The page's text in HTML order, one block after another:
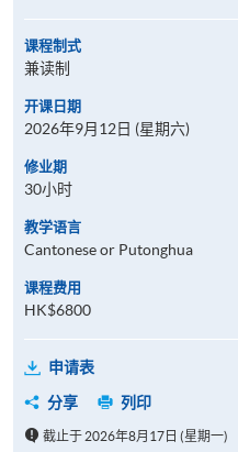
课程制式
兼读制
开课日期
2026年9月12日 (星期六)
修业期
30小时
教学语言
Cantonese or Putonghua
课程费用
HK$6800
申请表
分享
列印
截止于 2026年8月17日 (星期一)